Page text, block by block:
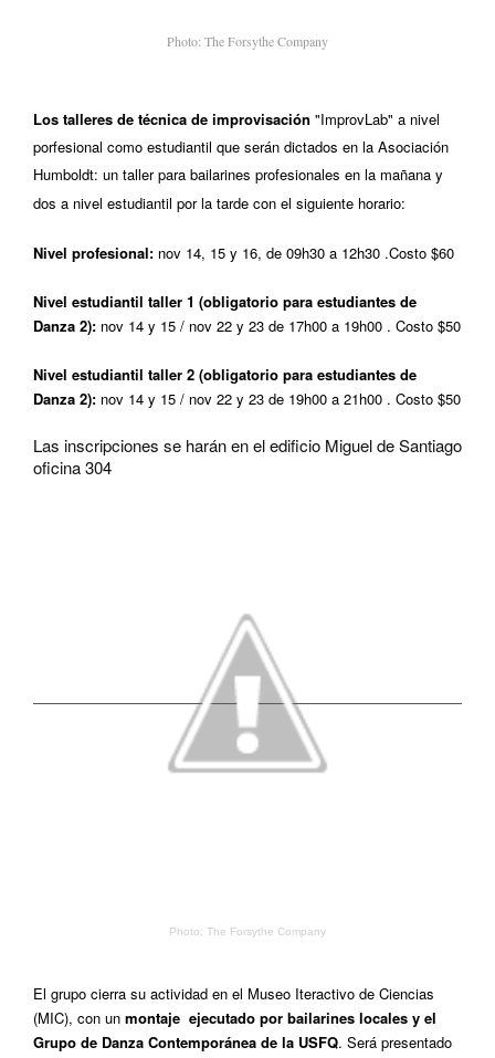
Photo: The Forsythe Company
Los talleres de técnica de improvisación "ImprovLab" a nivel
porfesional como estudiantil que serán dictados en la Asociación
Humboldt: un taller para bailarines profesionales en la mañana y
dos a nivel estudiantil por la tarde con el siguiente horario:
Nivel profesional: nov 14, 15 y 16, de 09h30 a 12h30 .Costo $60
Nivel estudiantil taller 1 (obligatorio para estudiantes de
Danza 2): nov 14 y 15 / nov 22 y 23 de 17h00 a 19h00 . Costo $50
Nivel estudiantil taller 2 (obligatorio para estudiantes de
Danza 2): nov 14 y 15 / nov 22 y 23 de 19h00 a 21h00 . Costo $50
Las inscripciones se harán en el edificio Miguel de Santiago
oficina 304
Photo: The Forsythe Company
El grupo cierra su actividad en el Museo Iteractivo de Ciencias
(MIC), con un montaje ejecutado por bailarines locales y el
Grupo de Danza Contemporánea de la USFQ. Será presentado